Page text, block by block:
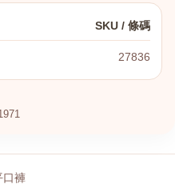
SKU / 條碼
27836
口褲